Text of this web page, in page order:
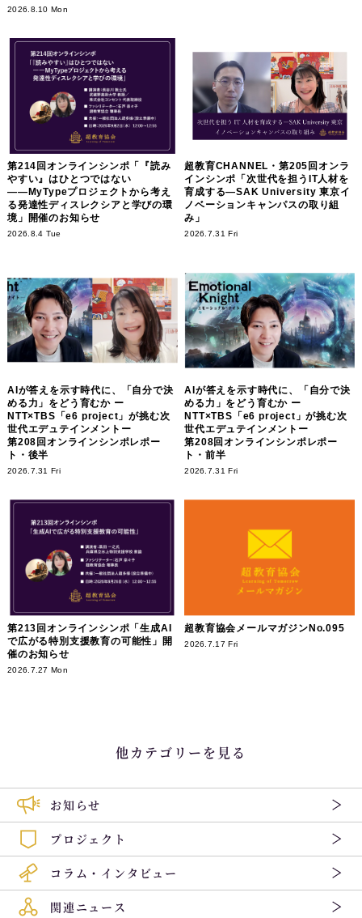
2026.8.10 Mon
第214回オンラインシンポ「『読み
やすい』はひとつではない
――MyTypeプロジェクトから考え
る発達性ディスレクシアと学びの環
境」開催のお知らせ
2026.8.4 Tue
超教育CHANNEL・第205回オンラ
インシンポ「次世代を担うIT人材を
育成する―SAK University 東京イ
ノベーションキャンパスの取り組
み」
2026.7.31 Fri
AIが答えを示す時代に、「自分で決
める力」をどう育むか ー
NTT×TBS「e6 project」が挑む次
世代エデュテインメントー
第208回オンラインシンポレポー
ト・後半
2026.7.31 Fri
AIが答えを示す時代に、「自分で決
める力」をどう育むか ー
NTT×TBS「e6 project」が挑む次
世代エデュテインメントー
第208回オンラインシンポレポー
ト・前半
2026.7.31 Fri
第213回オンラインシンポ「生成AI
で広がる特別支援教育の可能性」開
催のお知らせ
2026.7.27 Mon
超教育協会メールマガジンNo.095
2026.7.17 Fri
他カテゴリーを見る
お知らせ
プロジェクト
コラム・インタビュー
関連ニュース